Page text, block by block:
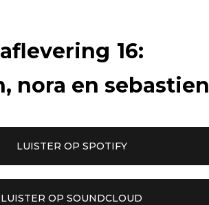
aflevering 16:
nora en sebastien
LUISTER OP SPOTIFY
LUISTER OP SOUNDCLOUD